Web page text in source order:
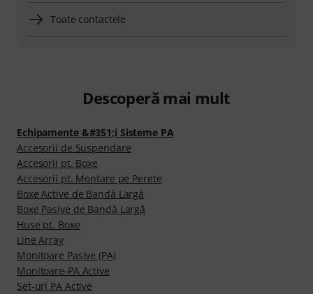
Toate contactele
Descoperă mai mult
Echipamente &#351;i Sisteme PA
Accesorii de Suspendare
Accesorii pt. Boxe
Accesorii pt. Montare pe Perete
Boxe Active de Bandă Largă
Boxe Pasive de Bandă Largă
Huse pt. Boxe
Line Array
Monitoare Pasive (PA)
Monitoare-PA Active
Set-uri PA Active